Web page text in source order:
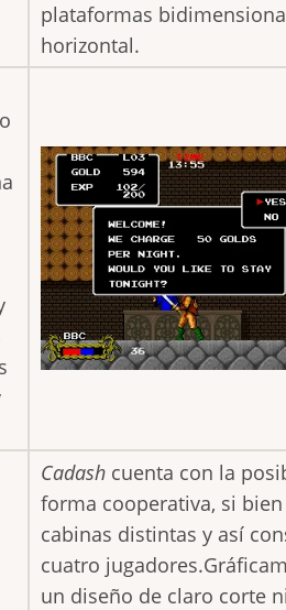
plataformas
horizontal.
Cadash cuenta con la
forma cooperativa, si
cabinas distintas y así
cuatro
un diseño de claro corte